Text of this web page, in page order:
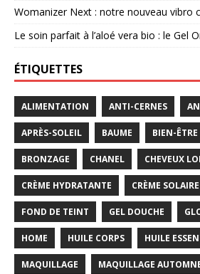
Womanizer Next : notre nouveau vibro
Le soin parfait à l’aloé vera bio : le Gel
ÉTIQUETTES
ALIMENTATION ANTI-CERNES
APRÈS-SOLEIL BAUME BIEN-ÊTRE
BRONZAGE CHANEL CHEVEUX
CRÈME HYDRATANTE CRÈME SOLAIRE
FOND DE TEINT GEL DOUCHE
HOME HUILE CORPS HUILE
MAQUILLAGE MAQUILLAGE